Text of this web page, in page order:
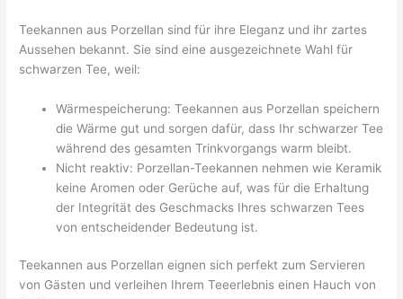
Teekannen aus Porzellan sind für ihre Eleganz und ihr zartes
Aussehen bekannt. Sie sind eine ausgezeichnete Wahl für
schwarzen Tee, weil:
Wärmespeicherung: Teekannen aus Porzellan speichern
die Wärme gut und sorgen dafür, dass Ihr schwarzer Tee
während des gesamten Trinkvorgangs warm bleibt.
Nicht reaktiv: Porzellan-Teekannen nehmen wie Keramik
keine Aromen oder Gerüche auf, was für die Erhaltung
der Integrität des Geschmacks Ihres schwarzen Tees
von entscheidender Bedeutung ist.
Teekannen aus Porzellan eignen sich perfekt zum Servieren
von Gästen und verleihen Ihrem Teeerlebnis einen Hauch von